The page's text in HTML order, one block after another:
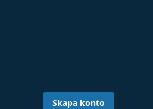
Skapa konto